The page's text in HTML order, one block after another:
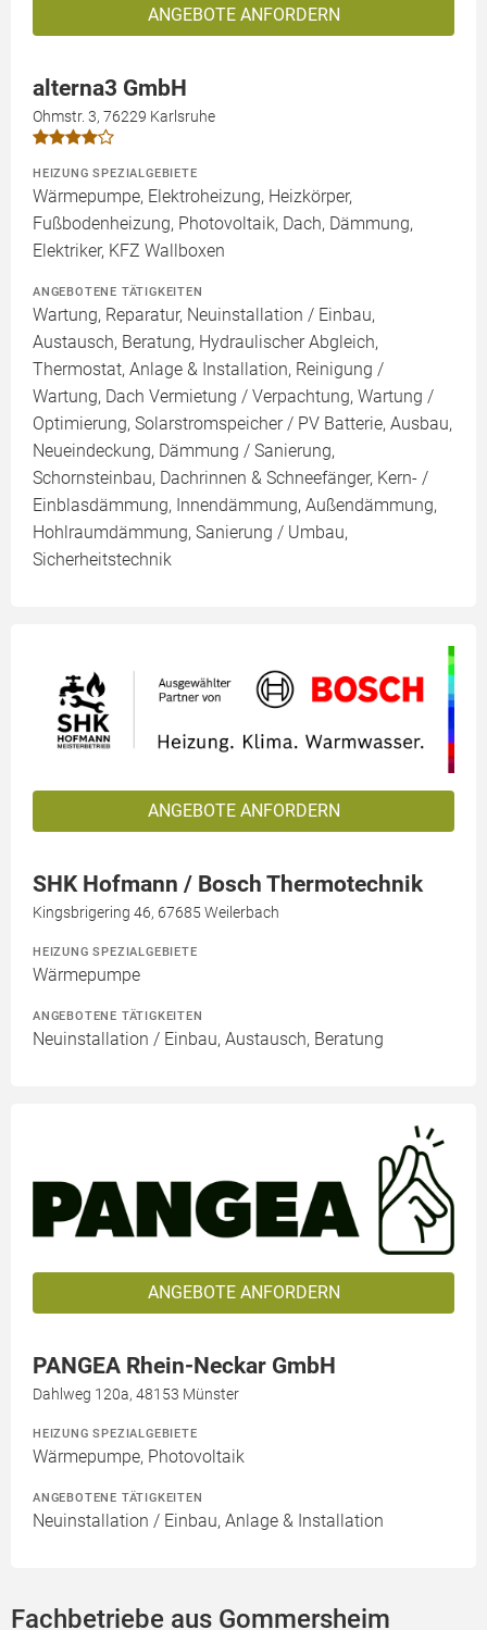
ANGEBOTE ANFORDERN
alterna3 GmbH
Ohmstr. 3, 76229 Karlsruhe
HEIZUNG SPEZIALGEBIETE
Wärmepumpe, Elektroheizung, Heizkörper,
Fußbodenheizung, Photovoltaik, Dach, Dämmung,
Elektriker, KFZ Wallboxen
ANGEBOTENE TÄTIGKEITEN
Wartung, Reparatur, Neuinstallation / Einbau,
Austausch, Beratung, Hydraulischer Abgleich,
Thermostat, Anlage & Installation, Reinigung /
Wartung, Dach Vermietung / Verpachtung, Wartung /
Optimierung, Solarstromspeicher / PV Batterie, Ausbau,
Neueindeckung, Dämmung / Sanierung,
Schornsteinbau, Dachrinnen & Schneefänger, Kern- /
Einblasdämmung, Innendämmung, Außendämmung,
Hohlraumdämmung, Sanierung / Umbau,
Sicherheitstechnik
ANGEBOTE ANFORDERN
SHK Hofmann / Bosch Thermotechnik
Kingsbrigering 46, 67685 Weilerbach
HEIZUNG SPEZIALGEBIETE
Wärmepumpe
ANGEBOTENE TÄTIGKEITEN
Neuinstallation / Einbau, Austausch, Beratung
ANGEBOTE ANFORDERN
PANGEA Rhein-Neckar GmbH
Dahlweg 120a, 48153 Münster
HEIZUNG SPEZIALGEBIETE
Wärmepumpe, Photovoltaik
ANGEBOTENE TÄTIGKEITEN
Neuinstallation / Einbau, Anlage & Installation
Fachbetriebe aus Gommersheim